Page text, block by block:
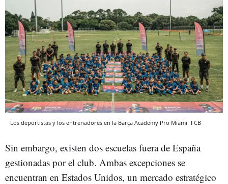
Los deportistas y los entrenadores en la Barça Academy Pro Miami FCB
Sin embargo, existen dos escuelas fuera de España
gestionadas por el club. Ambas excepciones se
encuentran en Estados Unidos, un mercado estratégico